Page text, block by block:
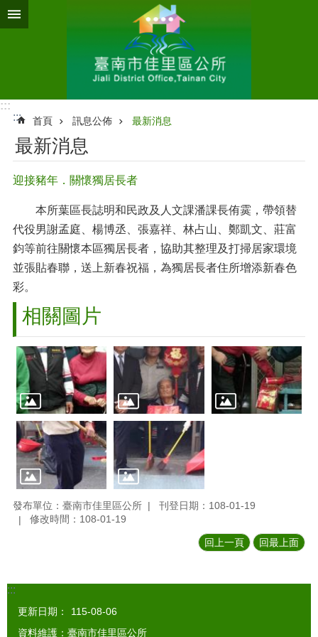
跳到主要內容區塊
:::
:::
首頁 訊息公佈 最新消息
最新消息
迎接豬年．關懷獨居長者
本所葉區長誌明和民政及人文課潘課長侑霙，帶領替
代役男謝孟庭、楊博丞、張嘉祥、林占山、鄭凱文、莊富
鈞等前往關懷本區獨居長者，協助其整理及打掃居家環境
並張貼春聯，送上新春祝福，為獨居長者住所增添新春色
彩。
相關圖片
發布單位：臺南市佳里區公所
刊登日期：108-01-19
修改時間：108-01-19
回上一頁 回最上面
:::
更新日期：
115-08-06
資料維護：臺南市佳里區公所